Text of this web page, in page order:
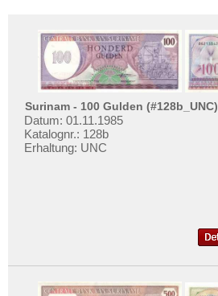
Surinam - 100 Gulden (#128b_UNC)
Datum: 01.11.1985
Katalognr.: 128b
Erhaltung: UNC